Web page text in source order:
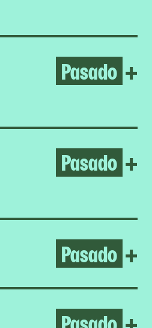
Pasado +
Pasado +
Pasado +